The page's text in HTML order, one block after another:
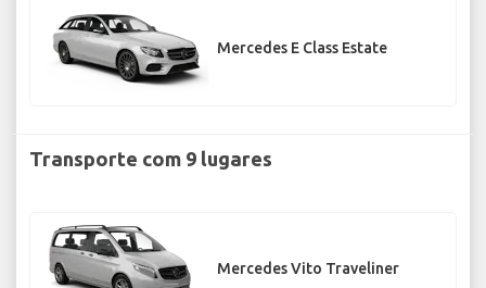
Mercedes E Class Estate
Transporte com 9 lugares
Mercedes Vito Traveliner